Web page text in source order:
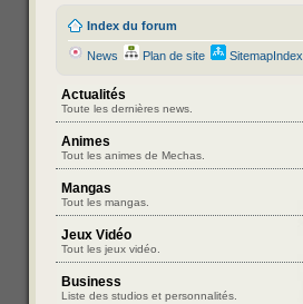
Index du forum
News Plan de site SitemapIndex
Actualités
Toute les dernières news.
Animes
Tout les animes de Mechas.
Mangas
Tout les mangas.
Jeux Vidéo
Tout les jeux vidéo.
Business
Liste des studios et personnalités.